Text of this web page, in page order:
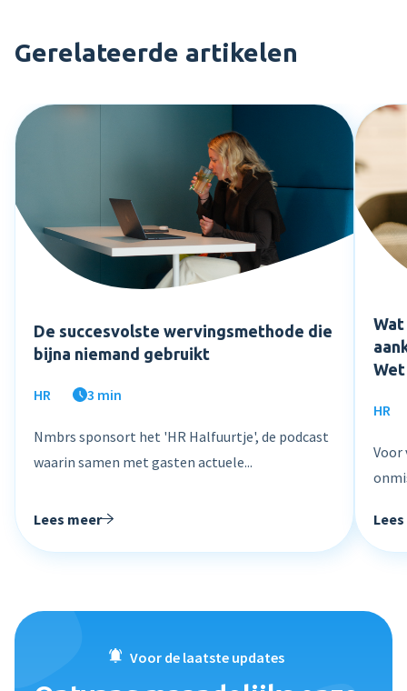
Gerelateerde artikelen
De succesvolste wervingsmethode die
bijna niemand gebruikt
HR 3 min
Nmbrs sponsort het 'HR Halfuurtje', de podcast
waarin samen met gasten actuele...
Lees meer
Wet
HR
Voor
Voor de laatste updates